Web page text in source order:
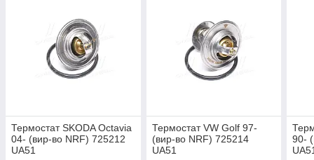
Термостат SKODA Octavia
04- (вир-во NRF) 725212
UA51
Термостат VW Golf 97-
(вир-во NRF) 725214
UA51
90-